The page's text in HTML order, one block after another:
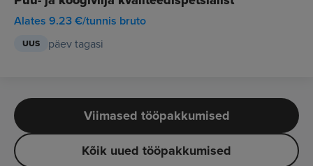
Alates 9.23 €/tunnis bruto
UUS päev tagasi
Viimased tööpakkumised
Kõik uued tööpakkumised